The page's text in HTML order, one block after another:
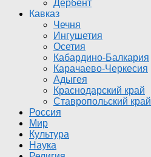
Дербент
Кавказ
Чечня
Ингушетия
Осетия
Кабардино-Балкария
Карачаево-Черкесия
Адыгея
Краснодарский край
Ставропольский край
Россия
Мир
Культура
Наука